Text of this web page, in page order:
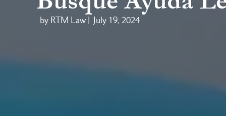
by RTM Law | July 19, 2024